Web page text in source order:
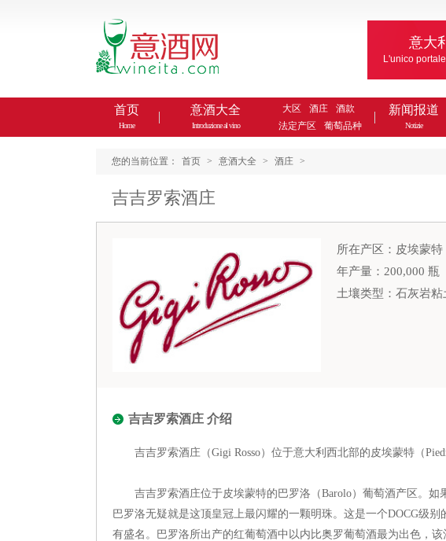
意大
L'unico
首页
Home
意酒大全
Introduzione al vino
大区 酒庄
酒款
法定产区
葡萄品种
新闻报道
Notizie
您的当前位置： 首页 > 意酒大全 > 酒庄 >
吉吉罗索酒庄
所在产区：皮埃蒙特
年产量：200,000 瓶
土壤类型：石灰岩粘
吉吉罗索酒庄 介绍
吉吉罗索酒庄（Gigi Rosso）位于意大利西北部的皮埃蒙特（
吉吉罗索酒庄位于皮埃蒙特的巴罗洛（Barolo）葡萄酒产区。如
巴罗洛无疑就是这顶皇冠上最闪耀的一颗明珠。这是一个DOCG级
有盛名。巴罗洛所出产的红葡萄酒中以内比奥罗葡萄酒最为出色，该